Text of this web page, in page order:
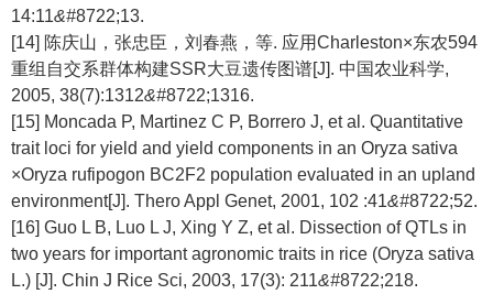
14:11&#8722;13.
[14] 陈庆山，张忠臣，刘春燕，等. 应用Charleston×东农594
重组自交系群体构建SSR大豆遗传图谱[J]. 中国农业科学,
2005, 38(7):1312&#8722;1316.
[15] Moncada P, Martinez C P, Borrero J, et al. Quantitative
trait loci for yield and yield components in an Oryza sativa
×Oryza rufipogon BC2F2 population evaluated in an upland
environment[J]. Thero Appl Genet, 2001, 102 :41&#8722;52.
[16] Guo L B, Luo L J, Xing Y Z, et al. Dissection of QTLs in
two years for important agronomic traits in rice (Oryza sativa
L.) [J]. Chin J Rice Sci, 2003, 17(3): 211&#8722;218.